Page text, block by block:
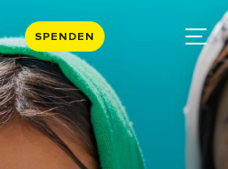
SPENDEN